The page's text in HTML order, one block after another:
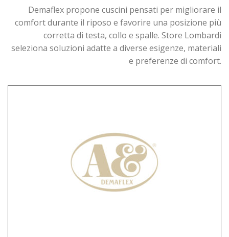
Demaflex propone cuscini pensati per migliorare il
comfort durante il riposo e favorire una posizione più
corretta di testa, collo e spalle. Store Lombardi
seleziona soluzioni adatte a diverse esigenze, materiali
e preferenze di comfort.